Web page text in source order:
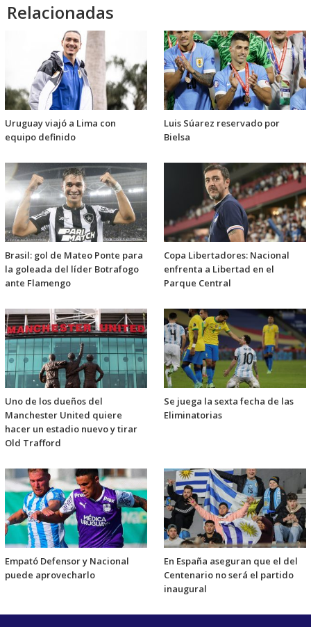
Relacionadas
Uruguay viajó a Lima con
equipo definido
Luis Súarez reservado por
Bielsa
Brasil: gol de Mateo Ponte para
la goleada del líder Botrafogo
ante Flamengo
Copa Libertadores: Nacional
enfrenta a Libertad en el
Parque Central
Uno de los dueños del
Manchester United quiere
hacer un estadio nuevo y tirar
Old Trafford
Se juega la sexta fecha de las
Eliminatorias
Empató Defensor y Nacional
puede aprovecharlo
En España aseguran que el del
Centenario no será el partido
inaugural